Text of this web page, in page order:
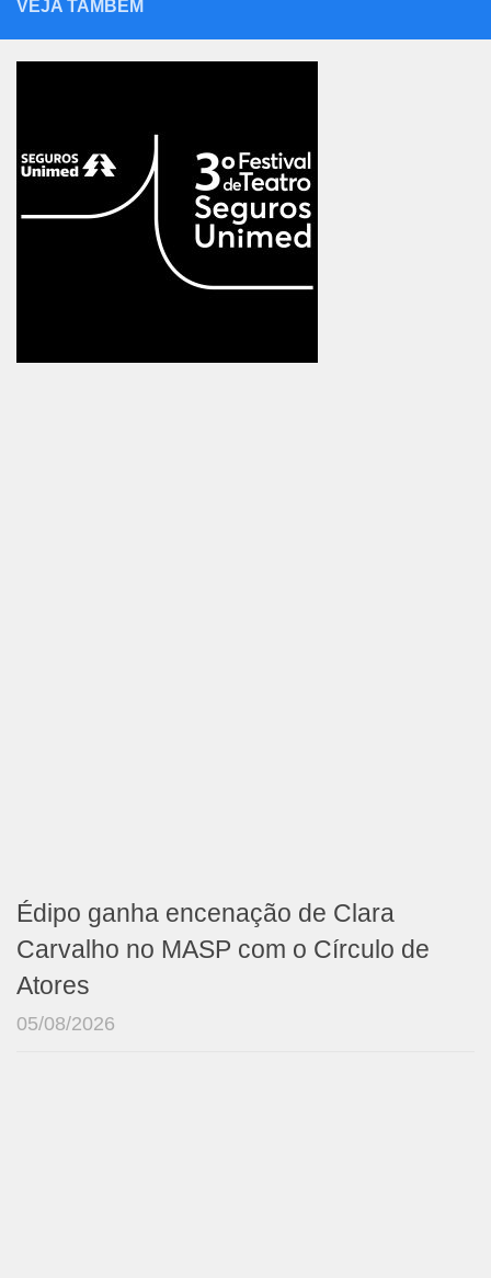
VEJA TAMBÉM
Édipo ganha encenação de Clara
Carvalho no MASP com o Círculo de
Atores
05/08/2026